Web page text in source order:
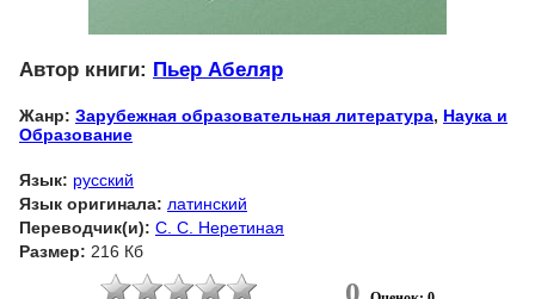
Автор книги: Пьер Абеляр
Жанр: Зарубежная образовательная литература, Наука и
Образование
Язык: русский
Язык оригинала: латинский
Переводчик(и): С. С. Неретиная
Размер: 216 Кб
0